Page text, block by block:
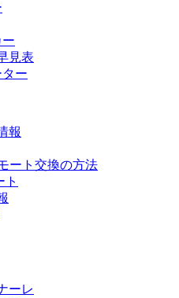
見表
ー
報
ート交換の方法
ト
ーレ